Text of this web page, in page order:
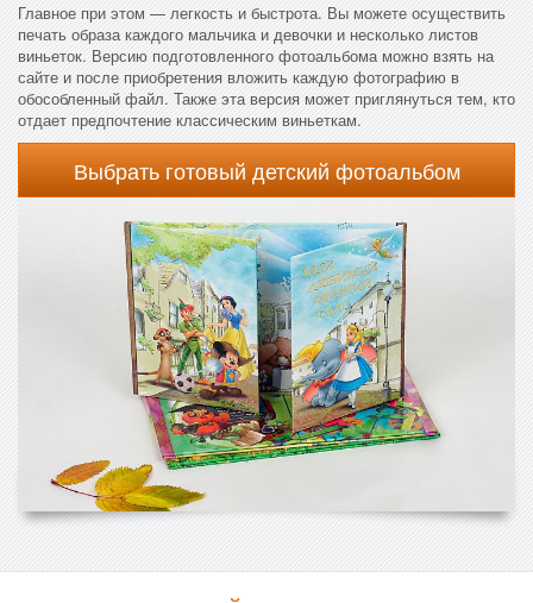
Главное при этом — легкость и быстрота. Вы можете осуществить
печать образа каждого мальчика и девочки и несколько листов
виньеток. Версию подготовленного фотоальбома можно взять на
сайте и после приобретения вложить каждую фотографию в
обособленный файл. Также эта версия может приглянуться тем, кто
отдает предпочтение классическим виньеткам.
Выбрать готовый детский фотоальбом